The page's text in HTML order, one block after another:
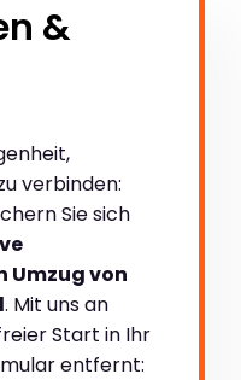
&
verbinden:
Sie sich
Umzug von
. Mit uns an
Start in Ihr
entfernt: